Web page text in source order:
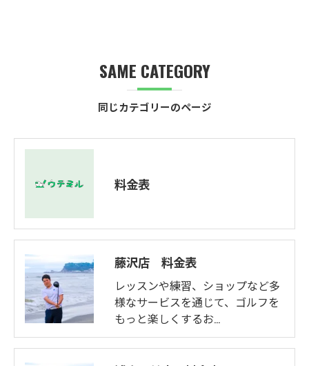
同じカテゴリーのページ
SAME CATEGORY
料金表
藤沢店 料金表
レッスンや練習、ショップなど多
様なサービスを通じて、ゴルフを
もっと楽しくするお…